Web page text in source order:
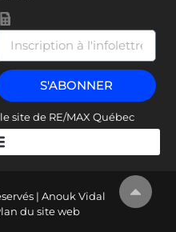
S'ABONNER
site de RE/MAX Québec
| Anouk Vidal
du site web